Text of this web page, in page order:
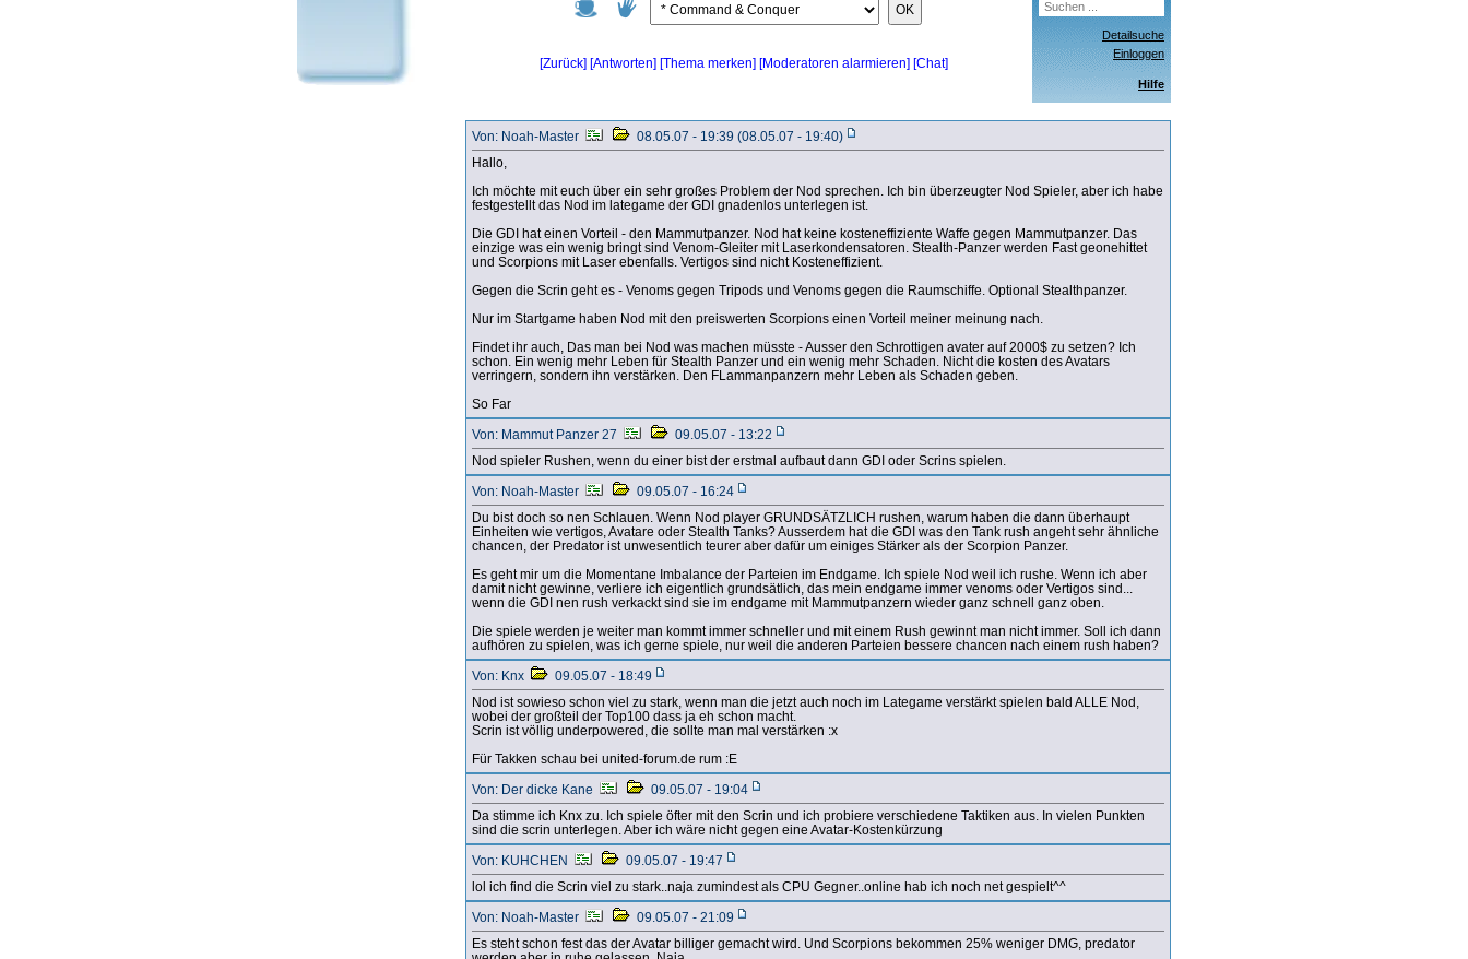
OK
[Zurück] [Antworten] [Thema merken] [Moderatoren alarmieren] [Chat]
Detailsuche
Einloggen
Hilfe
Von: Noah-Master
08.05.07 - 19:39 (08.05.07 - 19:40)
Hallo,
Ich möchte mit euch über ein sehr großes Problem der Nod sprechen. Ich bin überzeugter Nod Spieler, aber ich habe
festgestellt das Nod im lategame der GDI gnadenlos unterlegen ist.
Die GDI hat einen Vorteil - den Mammutpanzer. Nod hat keine kosteneffiziente Waffe gegen Mammutpanzer. Das
einzige was ein wenig bringt sind Venom-Gleiter mit Laserkondensatoren. Stealth-Panzer werden Fast geonehittet
und Scorpions mit Laser ebenfalls. Vertigos sind nicht Kosteneffizient.
Gegen die Scrin geht es - Venoms gegen Tripods und Venoms gegen die Raumschiffe. Optional Stealthpanzer.
Nur im Startgame haben Nod mit den preiswerten Scorpions einen Vorteil meiner meinung nach.
Findet ihr auch, Das man bei Nod was machen müsste - Ausser den Schrottigen avater auf 2000$ zu setzen? Ich
schon. Ein wenig mehr Leben für Stealth Panzer und ein wenig mehr Schaden. Nicht die kosten des Avatars
verringern, sondern ihn verstärken. Den FLammanpanzern mehr Leben als Schaden geben.
So Far
Von: Mammut Panzer 27
09.05.07 - 13:22
Nod spieler Rushen, wenn du einer bist der erstmal aufbaut dann GDI oder Scrins spielen.
Von: Noah-Master
09.05.07 - 16:24
Du bist doch so nen Schlauen. Wenn Nod player GRUNDSÄTZLICH rushen, warum haben die dann überhaupt
Einheiten wie vertigos, Avatare oder Stealth Tanks? Ausserdem hat die GDI was den Tank rush angeht sehr ähnliche
chancen, der Predator ist unwesentlich teurer aber dafür um einiges Stärker als der Scorpion Panzer.
Es geht mir um die Momentane Imbalance der Parteien im Endgame. Ich spiele Nod weil ich rushe. Wenn ich aber
damit nicht gewinne, verliere ich eigentlich grundsätlich, das mein endgame immer venoms oder Vertigos sind...
wenn die GDI nen rush verkackt sind sie im endgame mit Mammutpanzern wieder ganz schnell ganz oben.
Die spiele werden je weiter man kommt immer schneller und mit einem Rush gewinnt man nicht immer. Soll ich dann
aufhören zu spielen, was ich gerne spiele, nur weil die anderen Parteien bessere chancen nach einem rush haben?
Von: Knx
09.05.07 - 18:49
Nod ist sowieso schon viel zu stark, wenn man die jetzt auch noch im Lategame verstärkt spielen bald ALLE Nod,
wobei der großteil der Top100 dass ja eh schon macht.
Scrin ist völlig underpowered, die sollte man mal verstärken :x
Für Takken schau bei united-forum.de rum :E
Von: Der dicke Kane
09.05.07 - 19:04
Da stimme ich Knx zu. Ich spiele öfter mit den Scrin und ich probiere verschiedene Taktiken aus. In vielen Punkten
sind die scrin unterlegen. Aber ich wäre nicht gegen eine Avatar-Kostenkürzung
Von: KUHCHEN
09.05.07 - 19:47
lol ich find die Scrin viel zu stark..naja zumindest als CPU Gegner..online hab ich noch net gespielt^^
Von: Noah-Master
09.05.07 - 21:09
Es steht schon fest das der Avatar billiger gemacht wird. Und Scorpions bekommen 25% weniger DMG, predator